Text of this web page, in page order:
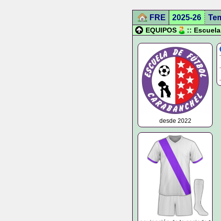
FRE 2025-26
EQUIPOS
::
desde 2022